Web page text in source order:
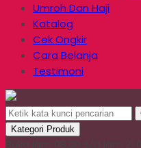
Umroh Dan Haji
Katalog
Cek Ongkir
Cara Belanja
Testimoni
Kategori Produk
Buka jam 08.00 s/d jam